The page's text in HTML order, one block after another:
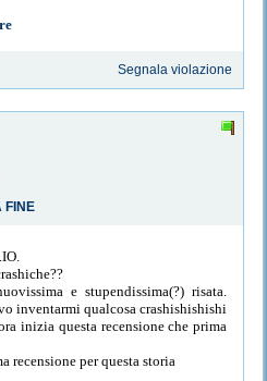
Segnala violazione
FINE
e stupendissima(?) risata.
inventarmi qualcosa crashishishishi
inizia questa recensione che prima
recensione per questa storia